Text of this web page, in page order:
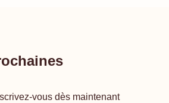
vous dès maintenant